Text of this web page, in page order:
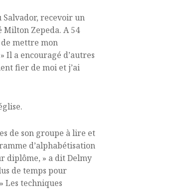
Salvador, recevoir un
Zepeda. A 54
mettre mon
Il a encouragé d’autres
fier de moi et j’ai
de son groupe à lire et
d’alphabétisation
diplôme, » a dit Delmy
de temps pour
Les techniques